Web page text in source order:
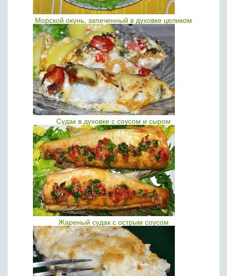
Морской окунь, запеченный в духовке целиком
Судак в духовке с соусом и сыром
Жареный судак с острым соусом